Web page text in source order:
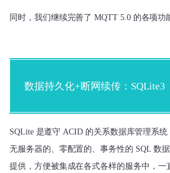
同时，我们继续完善了 MQTT 5.0 的各项功
数据持久化+断网续传：SQLite3
SQLite 是遵守 ACID 的关系数据库管理系统
无服务器的、零配置的、事务性的 SQL 数
提供，方便被集成在各式各样的服务中，一